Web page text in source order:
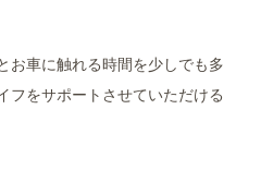
お車に触れる時間を少しでも多
フをサポートさせていただける